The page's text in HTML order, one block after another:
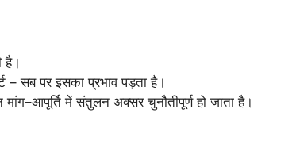
है।
– सब पर इसका प्रभाव पड़ता है।
में संतुलन अक्सर चुनौतीपूर्ण हो जाता है।